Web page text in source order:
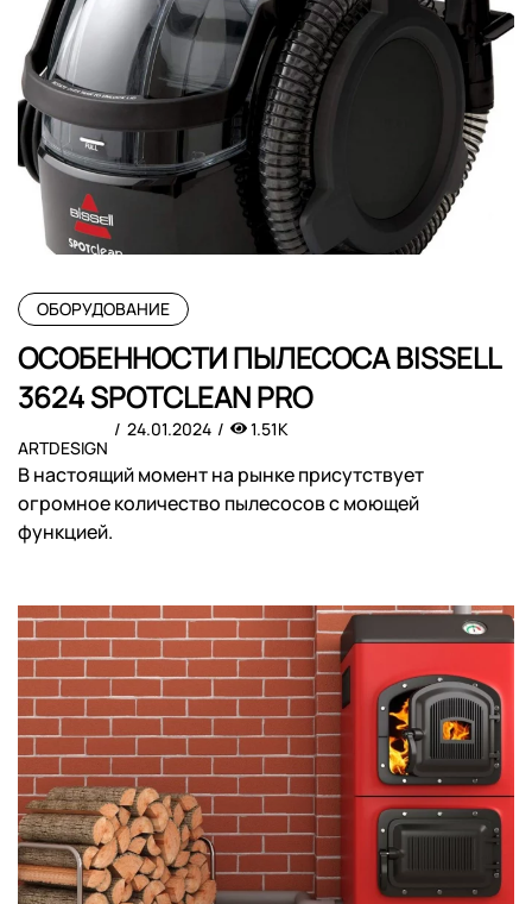
ОБОРУДОВАНИЕ
ОСОБЕННОСТИ ПЫЛЕСОСА BISSELL
3624 SPOTCLEAN PRO
ARTDESIGN
24.01.2024 1.51K
В настоящий момент на рынке присутствует
огромное количество пылесосов с моющей
функцией.